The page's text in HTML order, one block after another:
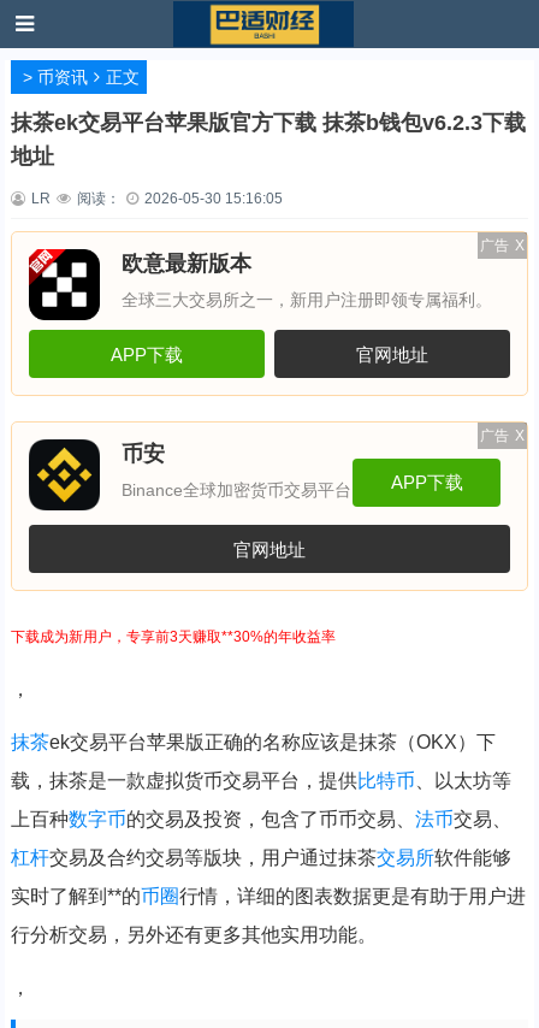
> 币资讯 正文
抹茶ek交易平台苹果版官方下载 抹茶b钱包v6.2.3下载
地址
LR 阅读： 2026-05-30 15:16:05
广告 X
欧意最新版本
全球三大交易所之一，新用户注册即领专属福利。
APP下载 官网地址
广告 X
币安
Binance全球加密货币交易平台 APP下载
官网地址
下载成为新用户，专享前3天赚取**30%的年收益率
，
抹茶ek交易平台苹果版正确的名称应该是抹茶（OKX）下
载，抹茶是一款虚拟货币交易平台，提供比特币 、以太坊等
上百种数字币的交易及投资，包含了币币交易、 法币交易、
杠杆交易及合约交易等版块，用户通过抹茶交易所软件能够
实时了解到**的币圈行情，详细的图表数据更是有助于用户进
行分析交易，另外还有更多其他实用功能。
，